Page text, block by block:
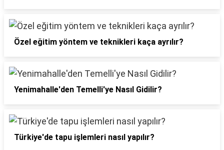
Özel eğitim yöntem ve teknikleri kaça ayrılır?
Yenimahalle'den Temelli'ye Nasıl Gidilir?
Türkiye'de tapu işlemleri nasıl yapılır?